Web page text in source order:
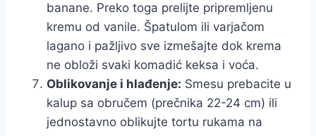
banane. Preko toga prelijte pripremljenu
kremu od vanile. Špatulom ili varjačom
lagano i pažljivo sve izmešajte dok krema
ne obloži svaki komadić keksa i voća.
Oblikovanje i hlađenje: Smesu prebacite u
kalup sa obručem (prečnika 22-24 cm) ili
jednostavno oblikujte tortu rukama na